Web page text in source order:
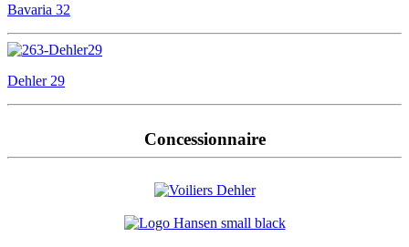
Bavaria 32
Dehler 29
Concessionnaire